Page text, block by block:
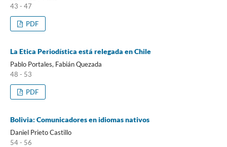
43 - 47
PDF
La Etica Periodística está relegada en Chile
Pablo Portales, Fabián Quezada
48 - 53
PDF
Bolivia: Comunicadores en idiomas nativos
Daniel Prieto Castillo
54 - 56